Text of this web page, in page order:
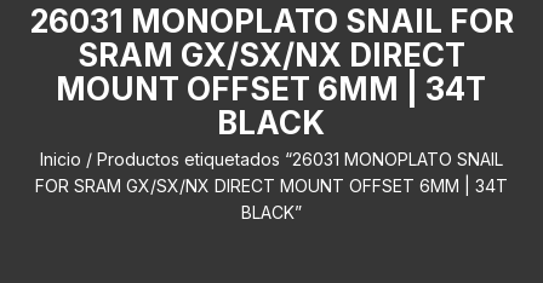
26031 MONOPLATO SNAIL FOR
SRAM GX/SX/NX DIRECT
MOUNT OFFSET 6MM | 34T
BLACK
Inicio / Productos etiquetados “26031 MONOPLATO SNAIL
FOR SRAM GX/SX/NX DIRECT MOUNT OFFSET 6MM | 34T
BLACK”